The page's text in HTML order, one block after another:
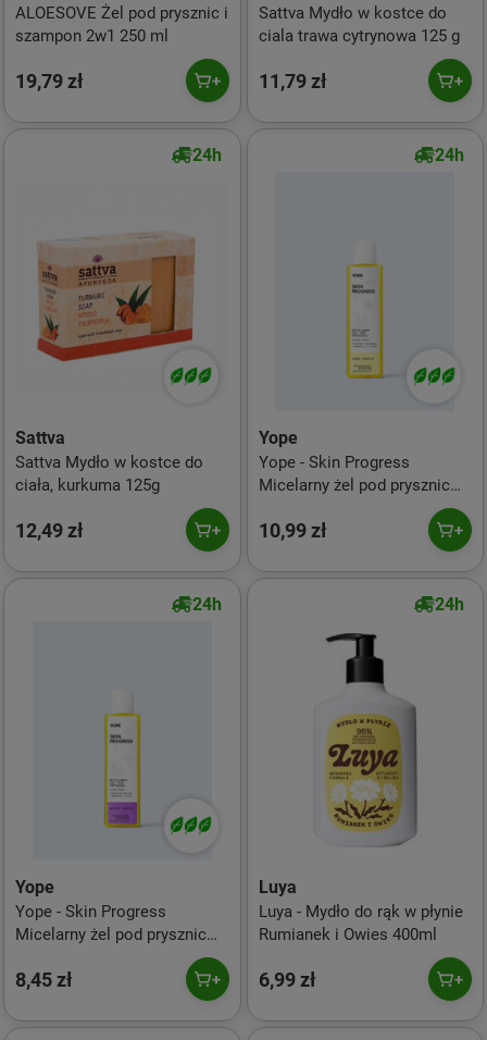
ALOESOVE Żel pod prysznic i
szampon 2w1 250 ml
19,79 zł
Sattva Mydło w kostce do
ciala trawa cytrynowa 125 g
11,79 zł
24h
Sattva
Sattva Mydło w kostce do
ciała, kurkuma 125g
12,49 zł
24h
Yope
Yope - Skin Progress
Micelarny żel pod prysznic
Natural Detos Sour Fruits
200ml
10,99 zł
24h
Yope
Yope - Skin Progress
Micelarny żel pod prysznic
200ml
8,45 zł
24h
Luya
Luya - Mydło do rąk w płynie
Rumianek i Owies 400ml
6,99 zł